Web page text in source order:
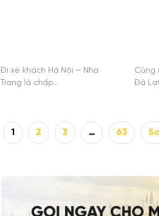
Đi xe khách Hà Nội – Nha
Trang là chấp…
Cùng
Đà
1 2 3 … 63